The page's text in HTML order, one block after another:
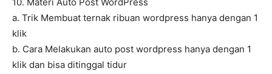
a. Trik Membuat ternak ribuan wordpress hanya dengan 1
klik
b. Cara Melakukan auto post wordpress hanya dengan 1
klik dan bisa ditinggal tidur